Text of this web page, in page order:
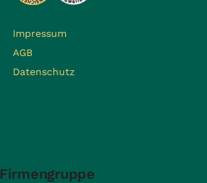
Impressum
AGB
Datenschutz
Firmengruppe